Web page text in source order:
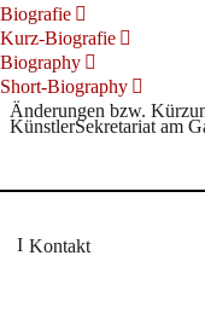
Biografie
Kurz-Biografie
Biography
Short-Biography
Änderungen bzw.
KünstlerSekretariat am
Kontakt